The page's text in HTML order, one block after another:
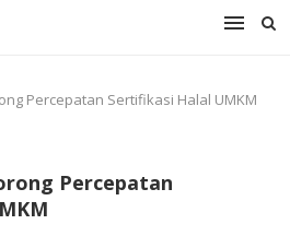
Percepatan Sertifikasi Halal UMKM
Percepatan